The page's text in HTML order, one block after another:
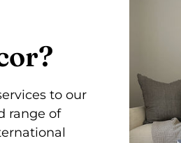
to our
range of